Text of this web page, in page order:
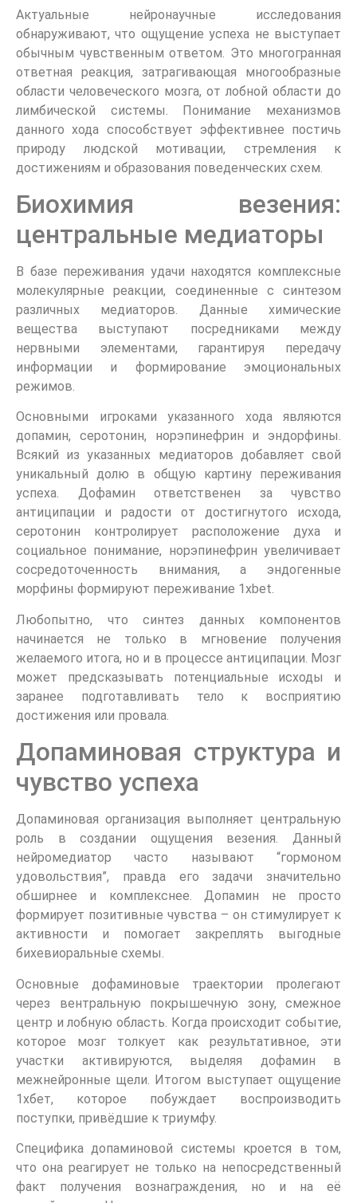
Актуальные нейронаучные исследования
обнаруживают, что ощущение успеха не выступает
обычным чувственным ответом. Это многогранная
ответная реакция, затрагивающая многообразные
области человеческого мозга, от лобной области до
лимбической системы. Понимание механизмов
данного хода способствует эффективнее постичь
природу людской мотивации, стремления к
достижениям и образования поведенческих схем.
Биохимия везения:
центральные медиаторы
В базе переживания удачи находятся комплексные
молекулярные реакции, соединенные с синтезом
различных медиаторов. Данные химические
вещества выступают посредниками между
нервными элементами, гарантируя передачу
информации и формирование эмоциональных
режимов.
Основными игроками указанного хода являются
допамин, серотонин, норэпинефрин и эндорфины.
Всякий из указанных медиаторов добавляет свой
уникальный долю в общую картину переживания
успеха. Дофамин ответственен за чувство
антиципации и радости от достигнутого исхода,
серотонин контролирует расположение духа и
социальное понимание, норэпинефрин увеличивает
сосредоточенность внимания, а эндогенные
морфины формируют переживание 1xbet.
Любопытно, что синтез данных компонентов
начинается не только в мгновение получения
желаемого итога, но и в процессе антиципации. Мозг
может предсказывать потенциальные исходы и
заранее подготавливать тело к восприятию
достижения или провала.
Допаминовая структура и
чувство успеха
Допаминовая организация выполняет центральную
роль в создании ощущения везения. Данный
нейромедиатор часто называют “гормоном
удовольствия”, правда его задачи значительно
обширнее и комплекснее. Допамин не просто
формирует позитивные чувства – он стимулирует к
активности и помогает закреплять выгодные
бихевиоральные схемы.
Основные дофаминовые траектории пролегают
через вентральную покрышечную зону, смежное
центр и лобную область. Когда происходит событие,
которое мозг толкует как результативное, эти
участки активируются, выделяя дофамин в
межнейронные щели. Итогом выступает ощущение
1хбет, которое побуждает воспроизводить
поступки, привёдшие к триумфу.
Специфика допаминовой системы кроется в том,
что она реагирует не только на непосредственный
факт получения вознаграждения, но и на её